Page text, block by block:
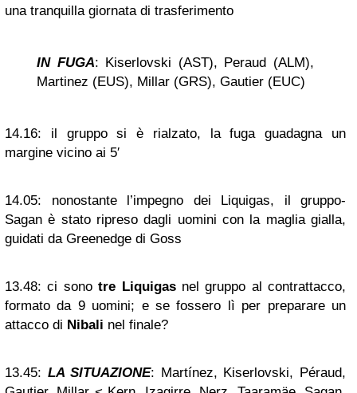
una tranquilla giornata di trasferimento
IN FUGA: Kiserlovski (AST), Peraud (ALM),
Martinez (EUS), Millar (GRS), Gautier (EUC)
14.16: il gruppo si è rialzato, la fuga guadagna un
margine vicino ai 5′
14.05: nonostante l’impegno dei Liquigas, il gruppo-
Sagan è stato ripreso dagli uomini con la maglia gialla,
guidati da Greenedge di Goss
13.48: ci sonotre Liquigasnel gruppo al contrattacco,
formato da 9 uomini; e se fossero lì per preparare un
attacco di Nibali nel finale?
13.45: LA SITUAZIONE: Martínez, Kiserlovski, Péraud,